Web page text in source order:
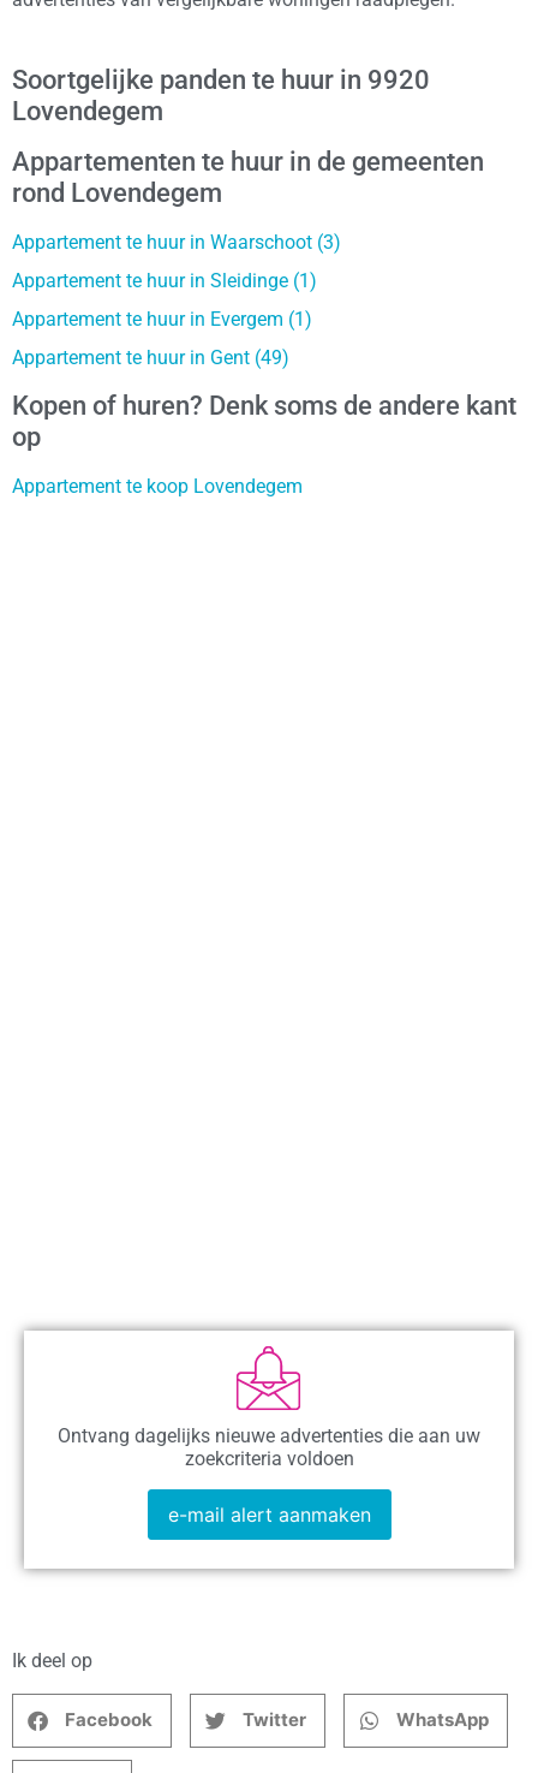
Soortgelijke panden te huur in 9920
Lovendegem
Appartementen te huur in de gemeenten
rond Lovendegem
Appartement te huur in Waarschoot (3)
Appartement te huur in Sleidinge (1)
Appartement te huur in Evergem (1)
Appartement te huur in Gent (49)
Kopen of huren? Denk soms de andere kant
op
Appartement te koop Lovendegem
Ontvang dagelijks nieuwe advertenties die aan uw
zoekcriteria voldoen
e-mail alert aanmaken
Ik deel op
Facebook Twitter WhatsApp